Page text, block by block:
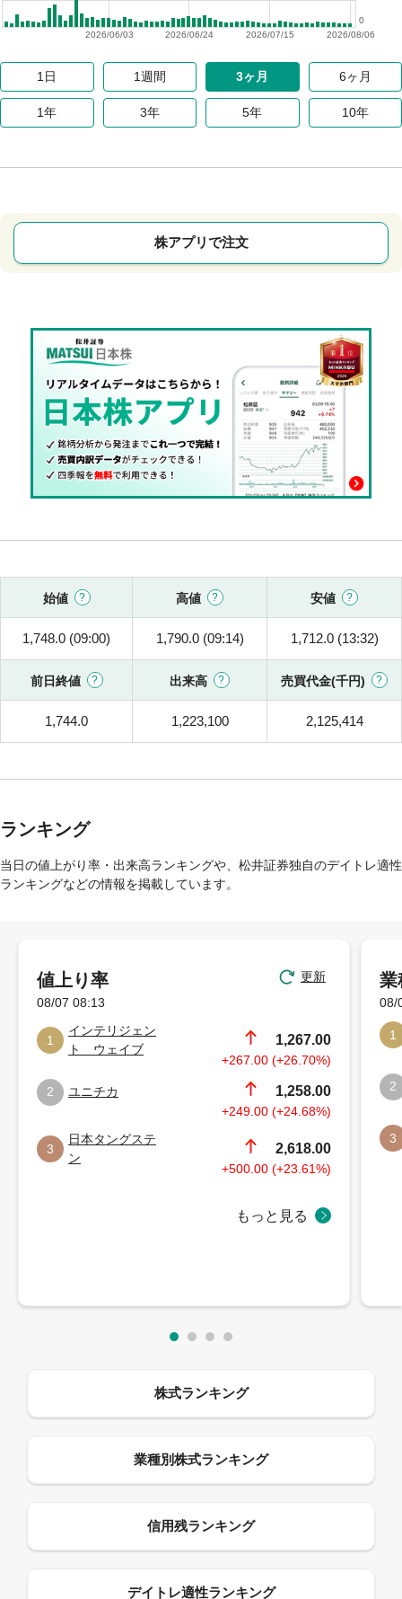
2026/08/06
2026/07/15
2026/06/24
2026/06/03
0
1日 1週間 3ヶ月 6ヶ月
1年 3年 5年 10年
株アプリで注文
始値 高値 安値
1,748.0 (09:00) 1,790.0 (09:14) 1,712.0 (13:32)
前日終値 出来高 売買代金(千円)
1,744.0 1,223,100 2,125,414
ランキング
当日の値上がり率・出来高ランキングや、松井証券独自のデイトレ適性
ランキングなどの情報を掲載しています。